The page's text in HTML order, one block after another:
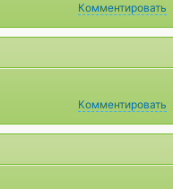
Комментировать
Комментировать